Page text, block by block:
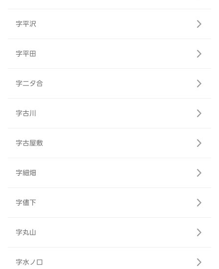
字平沢
字平田
字二タ合
字古川
字古屋敷
字細畑
字儘下
字丸山
字水ノ口